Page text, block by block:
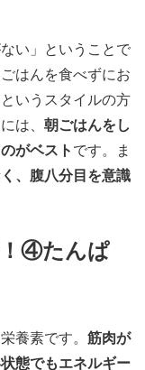
い」ということで
はんを食べずにお
いうスタイルの方
は、 朝ごはんをし
がベストです。ま
、腹八分目を意識
④たんぱ
養素です。 筋肉が
態でもエネルギー